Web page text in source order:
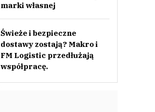
marki własnej
Świeże i bezpieczne
dostawy zostają? Makro i
FM Logistic przedłużają
współpracę.